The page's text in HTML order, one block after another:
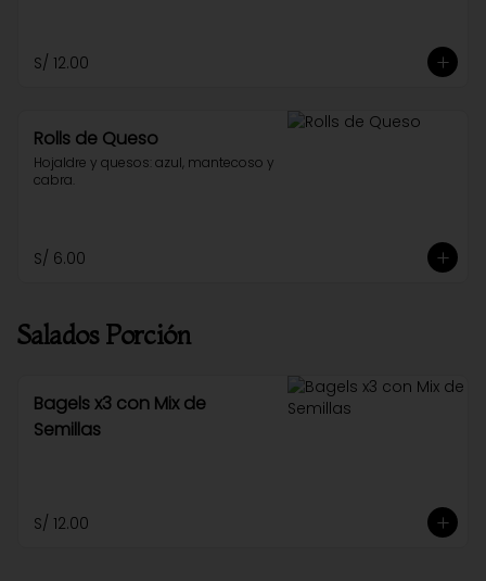
S/ 12.00
Rolls de Queso
Hojaldre y quesos: azul, mantecoso y
cabra.
S/ 6.00
Salados Porción
Bagels x3 con Mix de
Semillas
S/ 12.00